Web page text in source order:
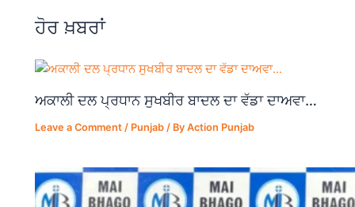
o
o
k
p
p
ਹੋਰ ਖ਼ਬਰਾਂ
ਅਕਾਲੀ ਦਲ ਪ੍ਰਧਾਨ ਸੁਖਬੀਰ ਬਾਦਲ ਦਾ ਵੱਡਾ ਦਾਅਵਾ…
Leave a Comment / Punjab / ByAction Punjab